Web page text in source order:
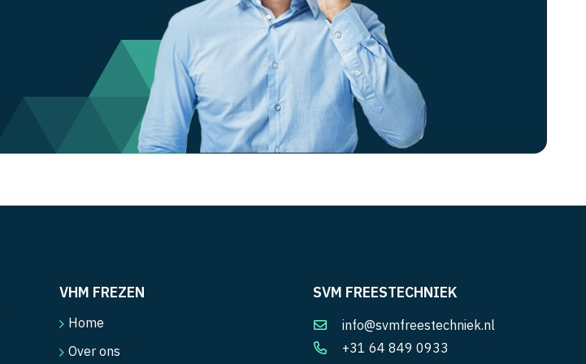
VHM FREZEN
Home
Over ons
SVM FREESTECHNIEK
info@svmfreestechniek.nl
+31 64 849 0933